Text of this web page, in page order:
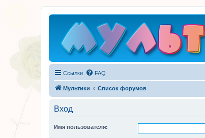
Ссылки FAQ
Мультики Список форумов
Вход
Имя пользователя: